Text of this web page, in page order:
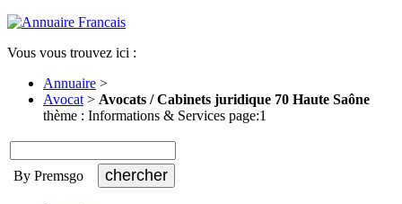
Vous vous trouvez ici :
Annuaire >
Avocat > Avocats / Cabinets juridique 70 Haute Saône
thème : Informations & Services page:1
By Premsgo